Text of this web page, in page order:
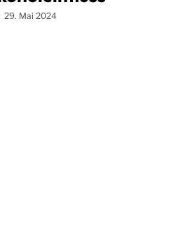
29. Mai 2024